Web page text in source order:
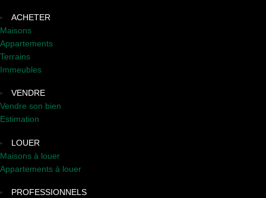
ACHETER
Maisons
Appartements
Terrains
Immeubles
VENDRE
Vendre son bien
Estimation
LOUER
Maisons à louer
Appartements à louer
PROFESSIONNELS